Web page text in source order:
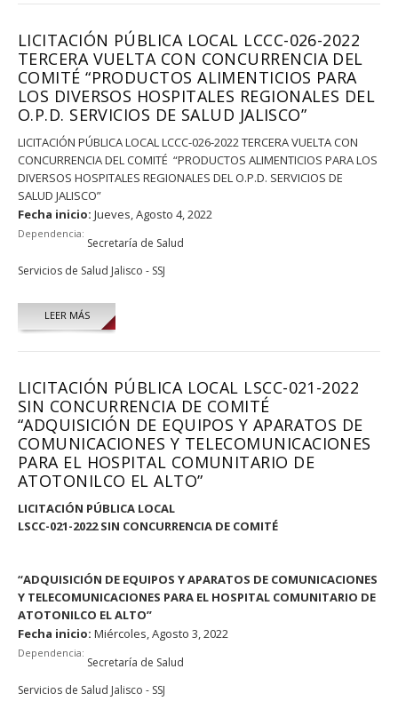
LICITACIÓN PÚBLICA LOCAL LCCC-026-2022
TERCERA VUELTA CON CONCURRENCIA DEL
COMITÉ “PRODUCTOS ALIMENTICIOS PARA
LOS DIVERSOS HOSPITALES REGIONALES DEL
O.P.D. SERVICIOS DE SALUD JALISCO”
LICITACIÓN PÚBLICA LOCAL LCCC-026-2022 TERCERA VUELTA CON
CONCURRENCIA DEL COMITÉ “PRODUCTOS ALIMENTICIOS PARA LOS
DIVERSOS HOSPITALES REGIONALES DEL O.P.D. SERVICIOS DE
SALUD JALISCO”
Fecha inicio: Jueves, Agosto 4, 2022
Dependencia:
Secretaría de Salud
Servicios de Salud Jalisco - SSJ
LEER MÁS
LICITACIÓN PÚBLICA LOCAL LSCC-021-2022
SIN CONCURRENCIA DE COMITÉ
“ADQUISICIÓN DE EQUIPOS Y APARATOS DE
COMUNICACIONES Y TELECOMUNICACIONES
PARA EL HOSPITAL COMUNITARIO DE
ATOTONILCO EL ALTO”
LICITACIÓN PÚBLICA LOCAL
LSCC-021-2022 SIN CONCURRENCIA DE COMITÉ
“ADQUISICIÓN DE EQUIPOS Y APARATOS DE COMUNICACIONES
Y TELECOMUNICACIONES PARA EL HOSPITAL COMUNITARIO DE
ATOTONILCO EL ALTO”
Fecha inicio: Miércoles, Agosto 3, 2022
Dependencia:
Secretaría de Salud
Servicios de Salud Jalisco - SSJ